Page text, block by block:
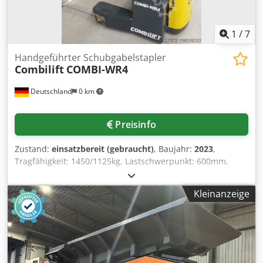
1 /7
Deutschland 0 km
Handgeführter Schubgabelstapler
Combilift COMBI-WR4
Preisinfo
Zustand: einsatzbereit (gebraucht), Baujahr: 2023,
Tragfähigkeit: 1450/1125kg, Lastschwerpunkt: 600mm,
Hubhöhe: 3200/4900mm, Batteriegewicht: 300-350kg,
Freihub: 900mm, Bauhöhe Mast eingefahren: 2100mm,
Bauhöhe Mast ausgefahren: 4900mm, Ausschub: 590mm,
Bodenfreiheit unter dem Mast: 80mm, Bodenfreiheit
Achsmitte: 50mm, Spurbreite: 1292mm,
Rahmenquerschnitt: 1058mm, Überhang vorne: 655mm,
Radstand: 1120mm, Überhang hinten: 175mm,
Seitenschieber: 80mm Links / 80mm Rechts, Verlustmaß:
Kleinanzeige